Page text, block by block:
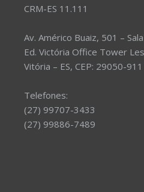
CRM-ES 11.111
Av. Américo Buaiz, 501 –
Ed. Victória Office Tower
Vitória – ES, CEP: 29050-911
Telefones:
(27) 99707-3433
(27) 99886-7489